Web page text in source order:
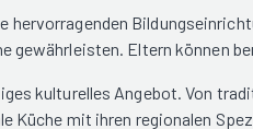
gewährleisten. Eltern können
kulturelles Angebot. Von
mit ihren regionalen